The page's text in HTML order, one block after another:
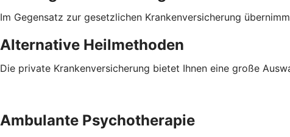
Im Gegensatz zur gesetzlichen Krankenversicherung
Alternative Heilmethoden
Die private Krankenversicherung bietet Ihnen eine große
Ambulante Psychotherapie